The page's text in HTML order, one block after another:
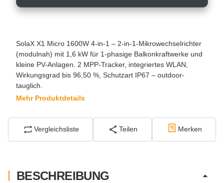
SolaX X1 Micro 1600W 4-in-1 – 2-in-1-Mikrowechselrichter
(modulnah) mit 1,6 kW für 1-phasige Balkonkraftwerke und
kleine PV-Anlagen. 2 MPP-Tracker, integriertes WLAN,
Wirkungsgrad bis 96,50 %, Schutzart IP67 – outdoor-
tauglich.
Mehr Produktdetails
Vergleichsliste Teilen Merken
BESCHREIBUNG